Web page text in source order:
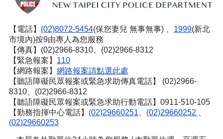
【電話】 (02)8072-5454(保您妻兒 無事無事) 、 1999(新北
市境內)按9由專人為您服務
【傳真】(02)2966-8310、(02)2966-8312
【緊急報案】 110
【網路報案】 網路報案請點選此處
【聽語障礙民眾報案或緊急求助傳真電話】
(02)2966-
8310、(02)2966-8312
【聽語障礙民眾報案或緊急求助行動電話】0911-510-105
【勤務指揮中心電話】 (02)29660251、 (02)29660252 、
(02)29660253